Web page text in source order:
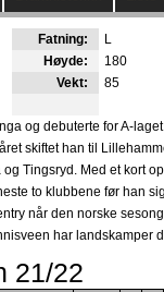
Fatning:
L
Høyde:
180
Vekt:
85
og debuterte for A-
skiftet han til
Tingsryd. Med et kort
to klubbene før han
når den norske
har landskamper
21/22